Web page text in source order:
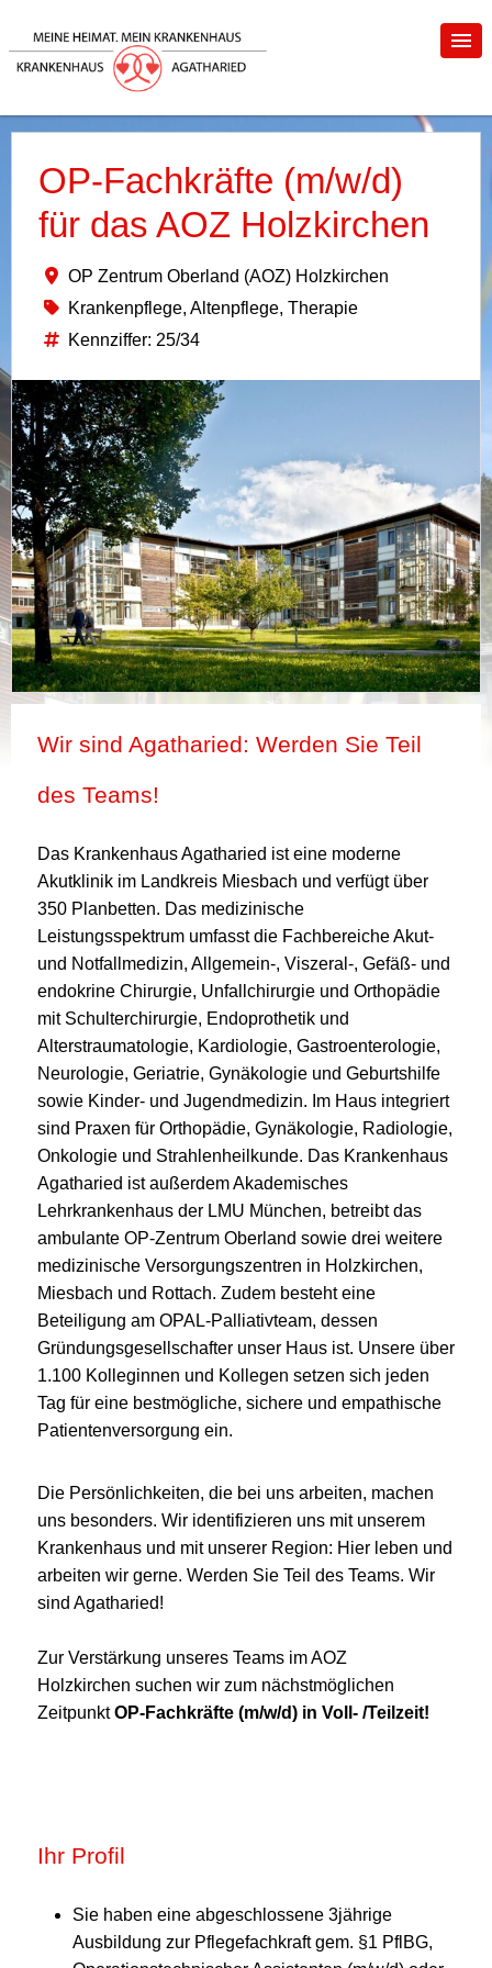
OP-Fachkräfte (m/w/d)
für das AOZ Holzkirchen
OP Zentrum Oberland (AOZ) Holzkirchen
Krankenpflege, Altenpflege, Therapie
Kennziffer: 25/34
Wir sind Agatharied: Werden Sie Teil
des Teams!
Das Krankenhaus Agatharied ist eine moderne
Akutklinik im Landkreis Miesbach und verfügt über
350 Planbetten. Das medizinische
Leistungsspektrum umfasst die Fachbereiche Akut-
und Notfallmedizin, Allgemein-, Viszeral-, Gefäß- und
endokrine Chirurgie, Unfallchirurgie und Orthopädie
mit Schulterchirurgie, Endoprothetik und
Alterstraumatologie, Kardiologie, Gastroenterologie,
Neurologie, Geriatrie, Gynäkologie und Geburtshilfe
sowie Kinder- und Jugendmedizin. Im Haus integriert
sind Praxen für Orthopädie, Gynäkologie, Radiologie,
Onkologie und Strahlenheilkunde. Das Krankenhaus
Agatharied ist außerdem Akademisches
Lehrkrankenhaus der LMU München, betreibt das
ambulante OP-Zentrum Oberland sowie drei weitere
medizinische Versorgungszentren in Holzkirchen,
Miesbach und Rottach. Zudem besteht eine
Beteiligung am OPAL-Palliativteam, dessen
Gründungsgesellschafter unser Haus ist. Unsere über
1.100 Kolleginnen und Kollegen setzen sich jeden
Tag für eine bestmögliche, sichere und empathische
Patientenversorgung ein.
Die Persönlichkeiten, die bei uns arbeiten, machen
uns besonders. Wir identifizieren uns mit unserem
Krankenhaus und mit unserer Region: Hier leben und
arbeiten wir gerne. Werden Sie Teil des Teams. Wir
sind Agatharied!
Zur Verstärkung unseres Teams im AOZ
Holzkirchen suchen wir zum nächstmöglichen
ZeitpunktOP-Fachkräfte (m/w/d) in Voll- /Teilzeit!
Ihr Profil
Sie haben eine abgeschlossene 3jährige
Ausbildung zur Pflegefachkraft gem. §1 PflBG,